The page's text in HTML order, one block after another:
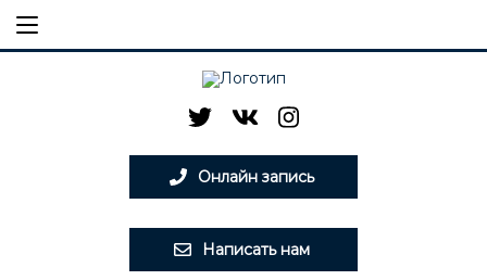
Онлайн запись
Написать нам